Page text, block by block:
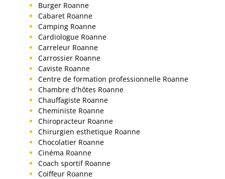
Burger Roanne
Cabaret Roanne
Camping Roanne
Cardiologue Roanne
Carreleur Roanne
Carrossier Roanne
Caviste Roanne
Centre de formation professionnelle Roanne
Chambre d'hôtes Roanne
Chauffagiste Roanne
Cheministe Roanne
Chiropracteur Roanne
Chirurgien esthetique Roanne
Chocolatier Roanne
Cinéma Roanne
Coach sportif Roanne
Coiffeur Roanne